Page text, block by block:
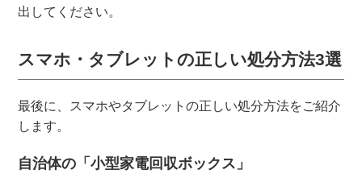
出してください。
スマホ・タブレットの正しい処分方法3選
最後に、スマホやタブレットの正しい処分方法をご紹介
します。
自治体の「小型家電回収ボックス」